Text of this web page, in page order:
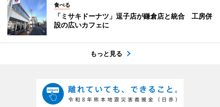
食べる
「ミサキドーナツ」逗子店が鎌倉店と統合 工房併
設の広いカフェに
もっと見る